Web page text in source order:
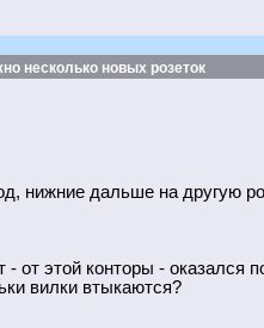
несколько новых розеток
нижние дальше на другую
- от этой конторы -
вилки втыкаются?